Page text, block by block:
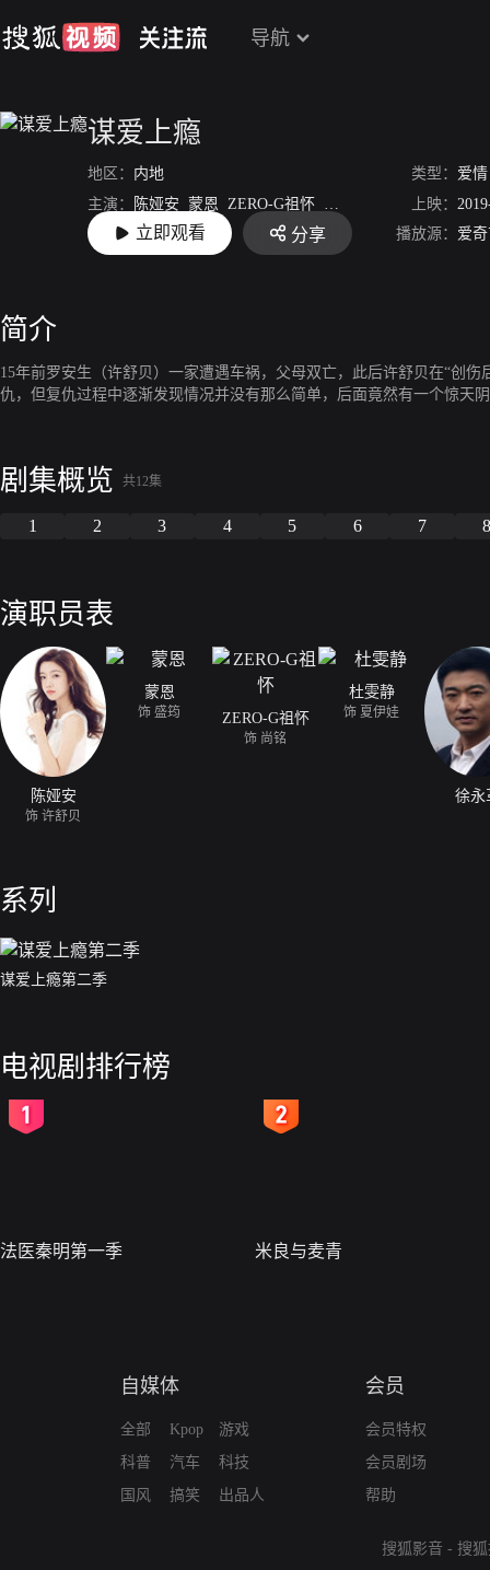
导航
谋爱上瘾
地区： 内地 类型： 爱情
主演：
陈娅安 蒙恩 ZERO-G祖怀 杜雯静 徐永革 高名扬
上映：
导演： 范金轩
立即观看 分享 播放源： 爱
简介
15年前罗安生（许舒贝）一家遭遇车祸，父母双亡，此后许舒贝在“创
仇，但复仇过程中逐渐发现情况并没有那么简单，后面竟然有一个惊天
剧集概览 共12集
1 2 3 4 5 6 7
演职员表
陈娅安
饰 许舒贝
蒙恩
饰 盛筠 ZERO-G祖怀
饰 尚铭
杜雯静
饰 夏伊娃
徐永
系列
谋爱上瘾第二季
电视剧排行榜
法医秦明第一季 米良与麦青
自媒体
全部
科普
国风
Kpop
汽车
搞笑
游戏
科技
出品人
会员
会员特权
会员剧场
帮助
搜狐影音 - 搜